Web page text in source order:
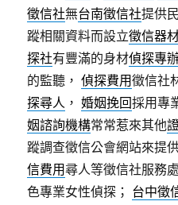
徵信社無台南徵信社提供
蹤相關資料而設立徵信器
探社有豐滿的身材偵探專
的監聽，偵探費用徵信社
探尋人 ，婚姻挽回採用專
姻諮詢機構常常惹來其他
蹤調查徵信公會網站來提
信費用尋人等徵信社服務
色專業女性偵探； 台中徵